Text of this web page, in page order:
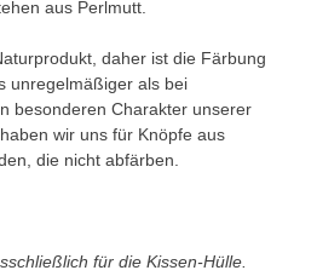
aus Perlmutt.
daher ist die Färbung
unregelmäßiger als bei
besonderen Charakter unserer
wir uns für Knöpfe aus
die nicht abfärben.
für die Kissen-Hülle.